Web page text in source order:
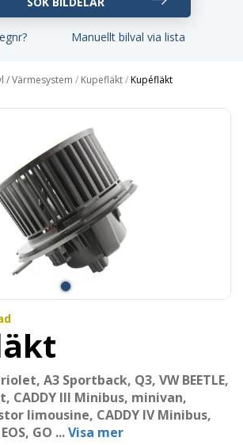
Manuellt bilval via lista
/ Värmesystem / Kupefläkt/Kupéfläkt
A3 Sportback, Q3, VW BEETLE,
CADDY III Minibus, minivan,
limousine, CADDY IV Minibus,
GO ...Visa mer